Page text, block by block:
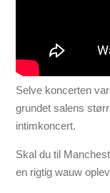
Selve koncerten
grundet salens
intimkoncert.
Skal du til
en rigtig wauw